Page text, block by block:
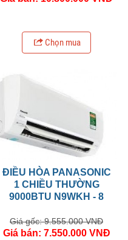
Chọn mua
ĐIỀU HÒA PANASONIC
1 CHIỀU THƯỜNG
9000BTU N9WKH - 8
Giá gốc: 9.555.000 VNĐ
Giá bán: 7.550.000 VNĐ